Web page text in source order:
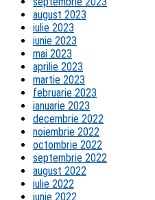
august 2023
iulie 2023
iunie 2023
mai 2023
aprilie 2023
martie 2023
februarie 2023
ianuarie 2023
decembrie 2022
noiembrie 2022
octombrie 2022
septembrie 2022
august 2022
iulie 2022
iunie 2022